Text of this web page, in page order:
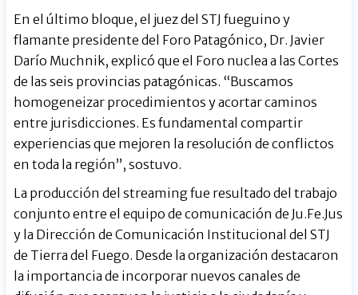
En el último bloque, el juez del STJ fueguino y
flamante presidente del Foro Patagónico, Dr. Javier
Darío Muchnik, explicó que el Foro nuclea a las Cortes
de las seis provincias patagónicas. “Buscamos
homogeneizar procedimientos y acortar caminos
entre jurisdicciones. Es fundamental compartir
experiencias que mejoren la resolución de conflictos
en toda la región”, sostuvo.
La producción del streaming fue resultado del trabajo
conjunto entre el equipo de comunicación de Ju.Fe.Jus
y la Dirección de Comunicación Institucional del STJ
de Tierra del Fuego. Desde la organización destacaron
la importancia de incorporar nuevos canales de